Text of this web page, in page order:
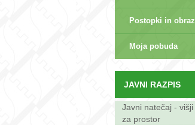
Postopki in
Moja pobuda
JAVNI RAZPIS
Javni natečaj -
za prostor